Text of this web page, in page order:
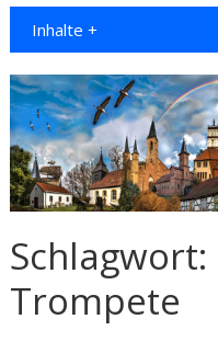
Inhalte +
Schlagwort:
Trompete